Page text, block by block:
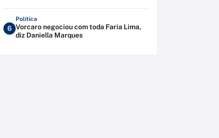
6
Política
Vorcaro negociou com toda Faria Lima,
diz Daniella Marques